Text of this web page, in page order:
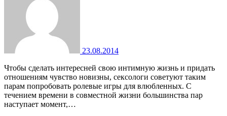
23.08.2014
Чтобы сделать интересней свою интимную жизнь и придать
отношениям чувство новизны, сексологи советуют таким
парам попробовать ролевые игры для влюбленных. С
течением времени в совместной жизни большинства пар
наступает момент,…